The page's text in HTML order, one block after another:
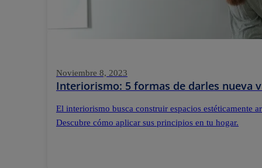
Noviembre 8, 2023
Interiorismo: 5 formas de darles nueva
El interiorismo busca construir espacios estéticamente
Descubre cómo aplicar sus principios en tu hogar.